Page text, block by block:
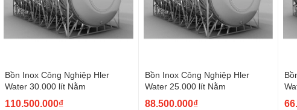
Bồn Inox Công Nghiệp Hler
Water 30.000 lít Nằm
110.500.000₫
Bồn Inox Công Nghiệp Hler
Water 25.000 lít Nằm
88.500.000₫